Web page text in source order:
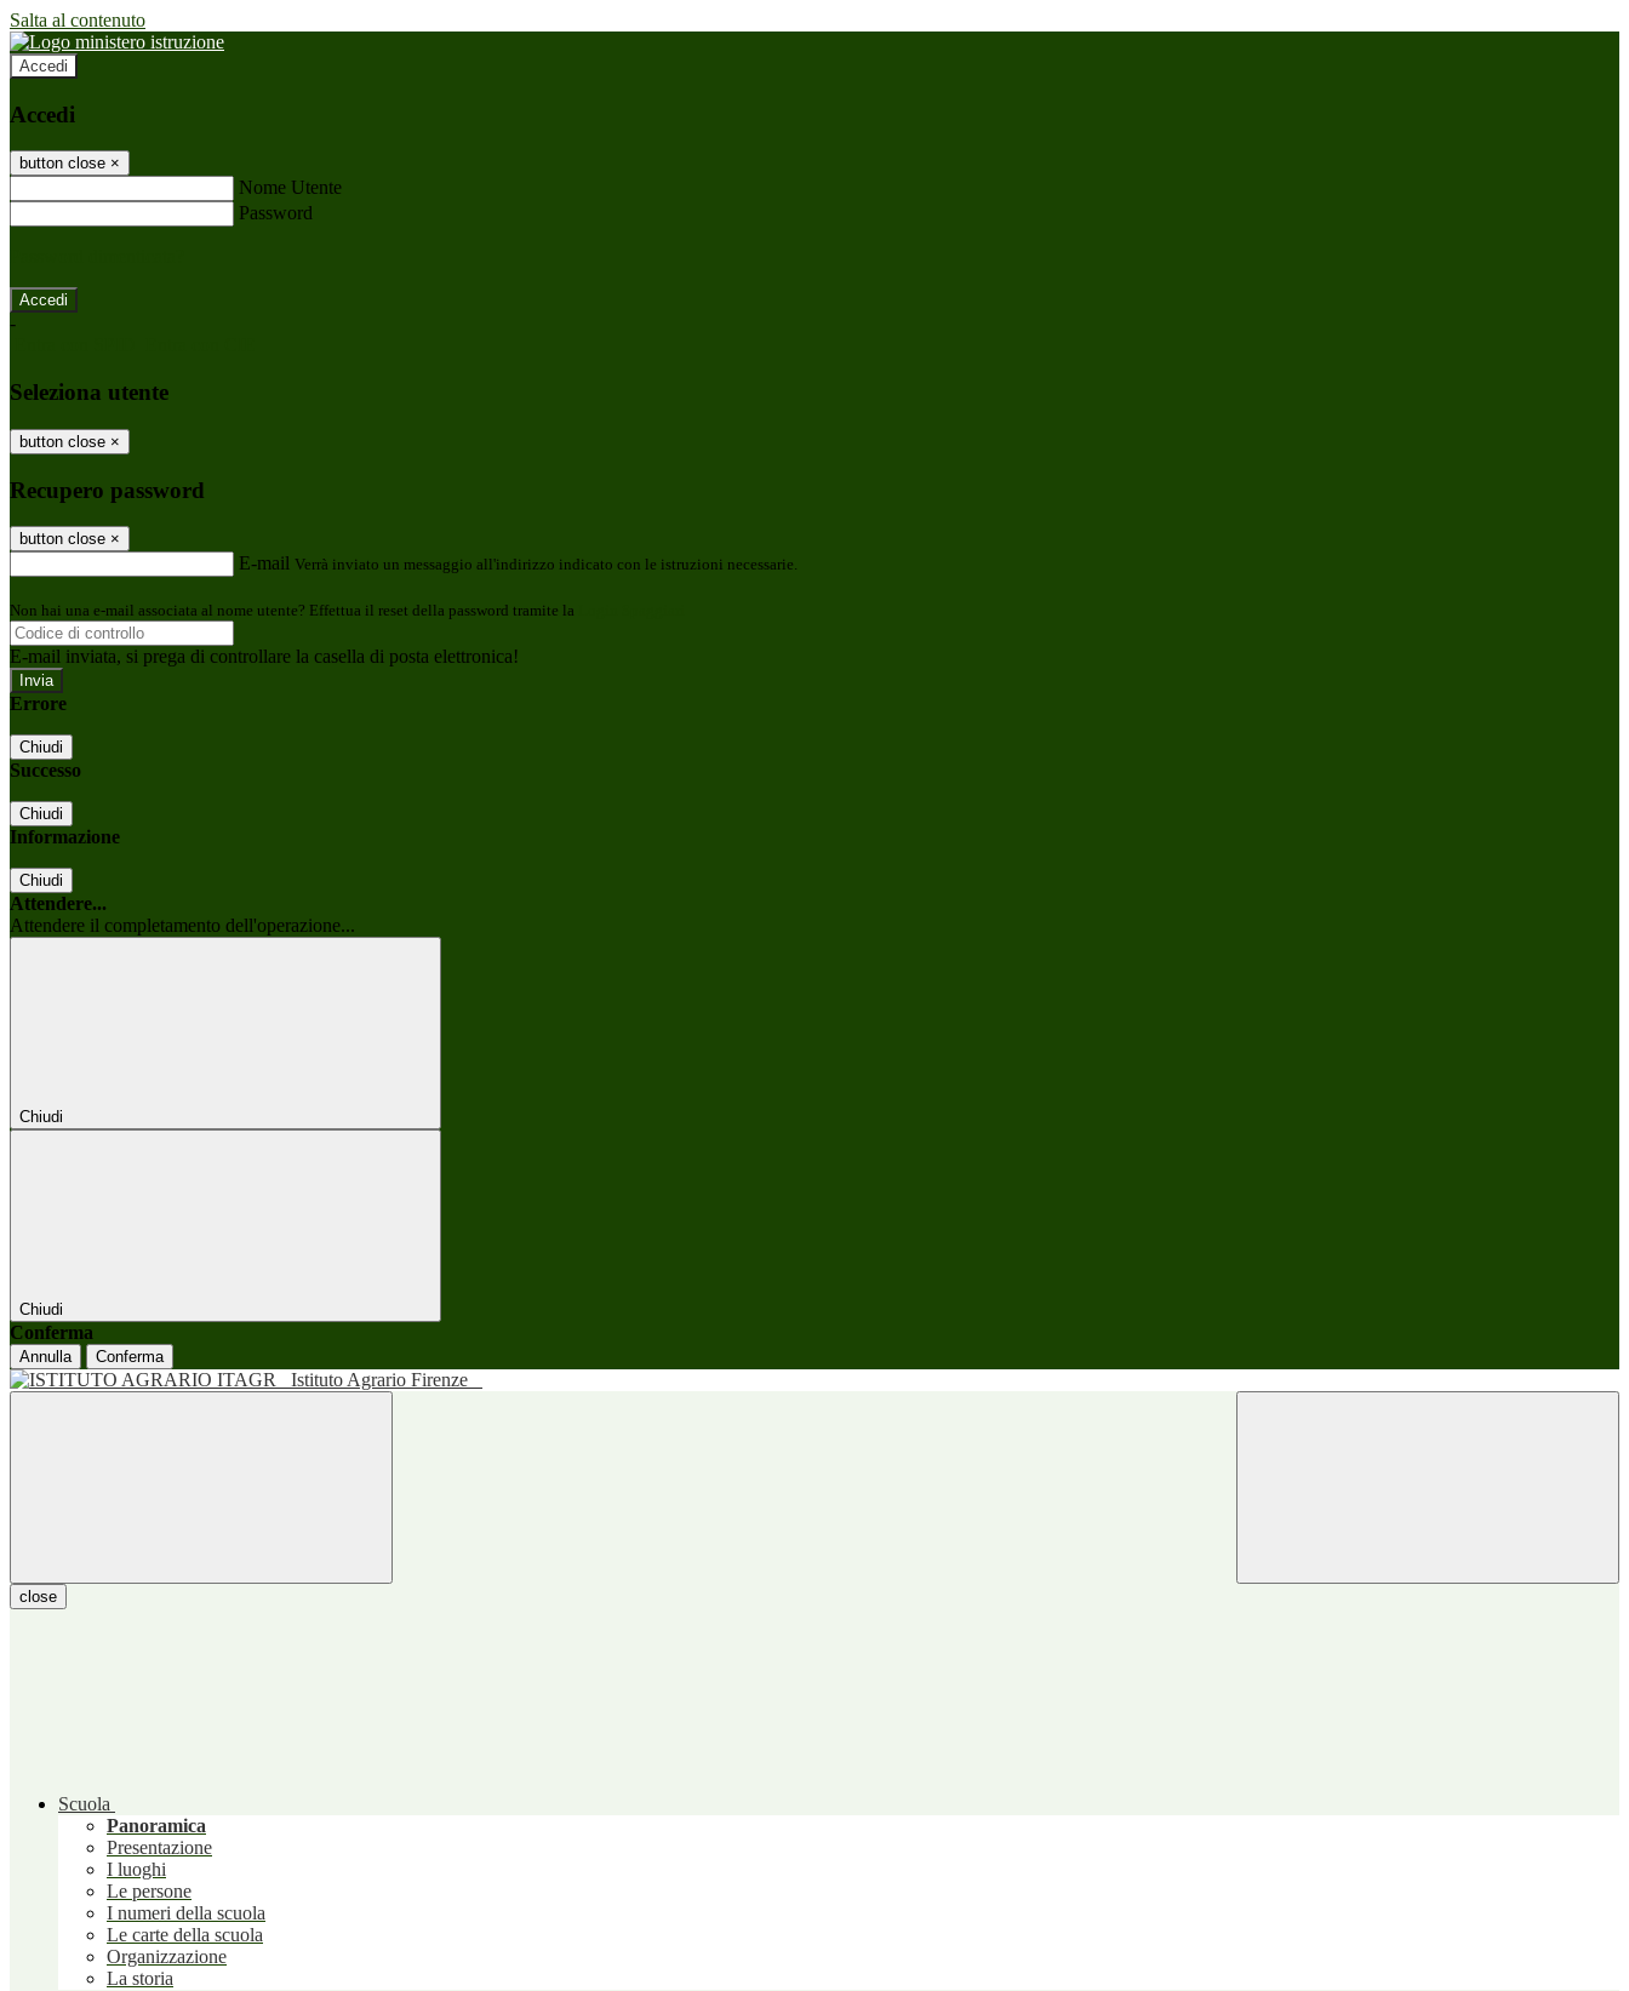
Salta al contenuto
Accedi
Accedi
button close ×
Nome Utente
Password
-
Seleziona utente
button close ×
Recupero password
button close ×
E-mail Verrà inviato un messaggio all'indirizzo indicato con le istruzioni necessarie.
Non hai una e-mail associata al nome utente? Effettua il reset della password tramite la
E-mail inviata, si prega di controllare la casella di posta elettronica!
Errore
Chiudi
Successo
Chiudi
Informazione
Chiudi
Attendere...
Attendere il completamento dell'operazione...
Chiudi
Chiudi
Conferma
Annulla Conferma
Istituto Agrario Firenze
close
Scuola
Panoramica
Presentazione
I luoghi
Le persone
I numeri della scuola
Le carte della scuola
Organizzazione
La storia